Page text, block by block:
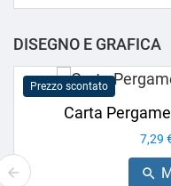
DISEGNO E GRAFICA
Prezzo scontato
Carta
7,29
